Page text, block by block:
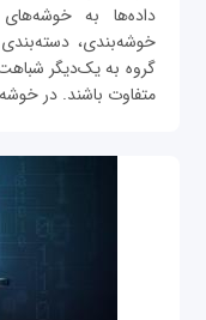
داده‌ها به
خوشه‌بندی،
گروه به یک‌دیگر
متفاوت باشند. در